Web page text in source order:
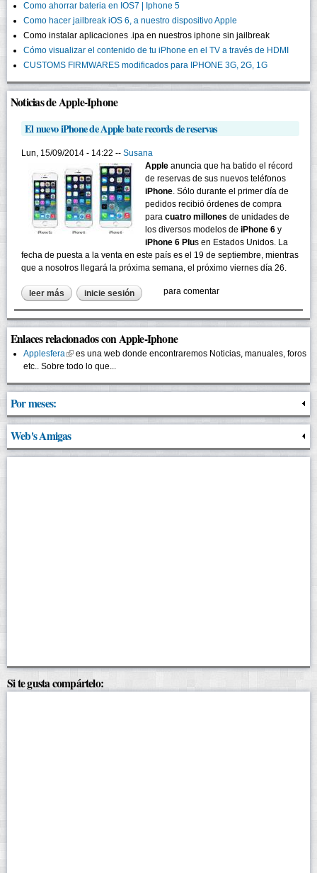
Como ahorrar bateria en IOS7 | Iphone 5
Como hacer jailbreak iOS 6, a nuestro dispositivo Apple
Como instalar aplicaciones .ipa en nuestros iphone sin jailbreak
Cómo visualizar el contenido de tu iPhone en el TV a través de HDMI
CUSTOMS FIRMWARES modificados para IPHONE 3G, 2G, 1G
Noticias de Apple-Iphone
El nuevo iPhone de Apple bate records de reservas
Lun, 15/09/2014 - 14:22 -- Susana
Apple anuncia que ha batido el récord
de reservas de sus nuevos teléfonos
iPhone. Sólo durante el primer día de
pedidos recibió órdenes de compra
para cuatro millones de unidades de
los diversos modelos de iPhone 6 y
iPhone 6 Plus en Estados Unidos. La
fecha de puesta a la venta en este país es el 19 de septiembre, mientras
que a nosotros llegará la próxima semana, el próximo viernes día 26.
leer más sobre el nuevo iphone de apple bate records de reservas
inicie sesión para comentar
Enlaces relacionados con Apple-Iphone
Applesfera(link is external)
es una web donde encontraremos Noticias, manuales, foros
etc.. Sobre todo lo que...
Por meses:
Web's Amigas
Si te gusta compártelo: